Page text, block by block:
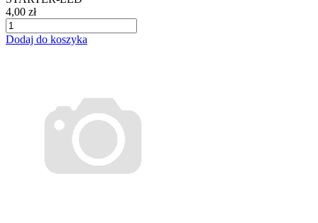
4,00 zł
Dodaj do koszyka